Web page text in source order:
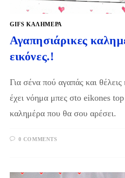
GIFS KΑΛΗΜΈΡΑ
Αγαπησιάρικες
εικόνες.!
Για σένα πού αγαπάς και
έχει νόημα μπες σtο eikones
καλημέρα που θα σου αρέσει.
0 COMMENTS